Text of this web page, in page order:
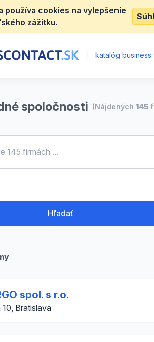
používa cookies na vylepšenie
zážitku.
katalóg business
spoločnosti (Nájdených 145
Hľadať
spol. s r.o.
Bratislava